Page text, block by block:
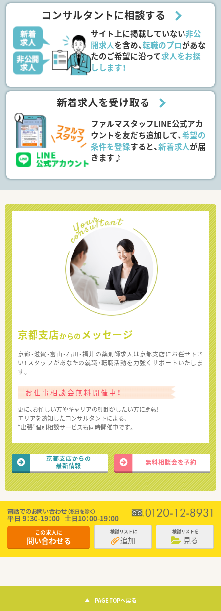
コンサルタントに相談する
サイト上に掲載していない非公
開求人を含め、転職のプロがあな
たのご希望に沿って求人をお探
しします！
新着求人を受け取る
ファルマスタッフLINE公式アカ
ウントを友だち追加して、希望の
条件を登録すると、新着求人が届
きます♪
京都支店からの メッセージ
京都・滋賀・富山・石川・福井の薬剤師求人は京都支店にお任せ下さ
い！スタッフがあなたの就職・転職活動を力強くサポートいたしま
す。
お仕事相談会無料開催中！
更に、お忙しい方やキャリアの棚卸がしたい方に朗報!
エリアを熟知したコンサルタントによる、
“出張”個別相談サービスも同時開催中です。
京都支店からの
最新情報
無料相談会を予約
この求人に
問い合わせる
検討リストに
追加
検討リストを
見る
PAGE TOPへ戻る